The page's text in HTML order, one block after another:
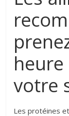
votre
Les protéines